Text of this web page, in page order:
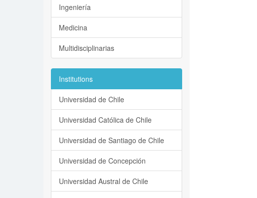
Ingeniería
Medicina
Multidisciplinarias
Institutions
Universidad de Chile
Universidad Católica de Chile
Universidad de Santiago de Chile
Universidad de Concepción
Universidad Austral de Chile